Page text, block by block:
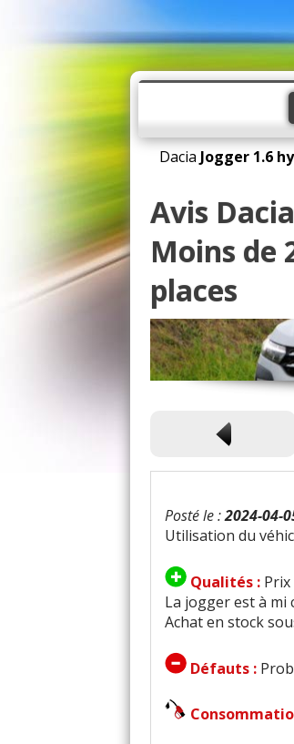
Dacia Jogger 1.6
Avis
Moins de
places
Posté le :2024-04-
Utilisation du
Qualités :
La jogger est à mi
Achat en stock
Défauts :